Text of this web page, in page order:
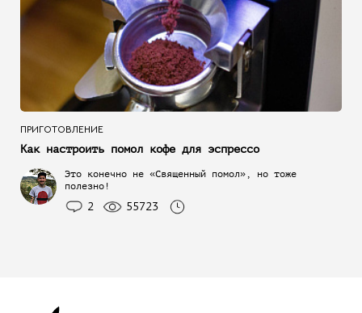
ПРИГОТОВЛЕНИЕ
Как настроить помол кофе для эспрессо
Это конечно не «Священный помол», но тоже
полезно!
2 55723